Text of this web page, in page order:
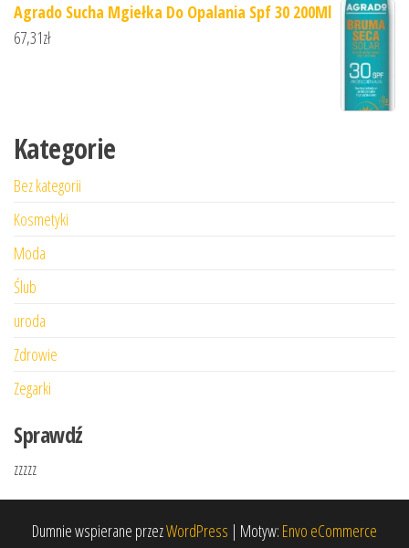
Agrado Sucha Mgiełka Do Opalania Spf 30 200Ml
67,31zł
Kategorie
Bez kategorii
Kosmetyki
Moda
Ślub
uroda
Zdrowie
Zegarki
Sprawdź
zzzzz
Dumnie wspierane przezWordPress | Motyw: Envo eCommerce